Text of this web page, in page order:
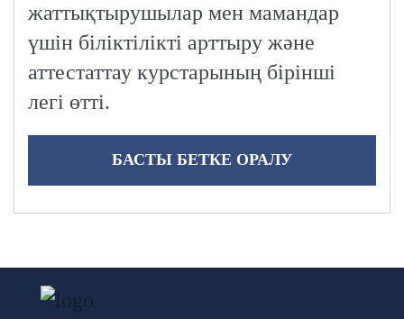
жаттықтырушылар мен мамандар
үшін біліктілікті арттыру және
аттестаттау курстарының бірінші
легі өтті.
БАСТЫ БЕТКЕ ОРАЛУ